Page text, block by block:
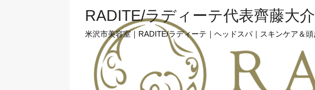
RADITE/ラディーテ代表齊藤大介
米沢市美容室｜RADITE/ラディーテ｜ヘッドスパ｜スキンケア＆